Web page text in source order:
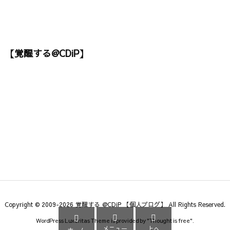
【覚醒する@CDiP】
Copyright © 2009-2026 覚醒する @CDiP 【個人ブログ】 All Rights Reserved.
WordPress Luxeritas Theme is provided by "Thought is free".
 
メニュー

上へ